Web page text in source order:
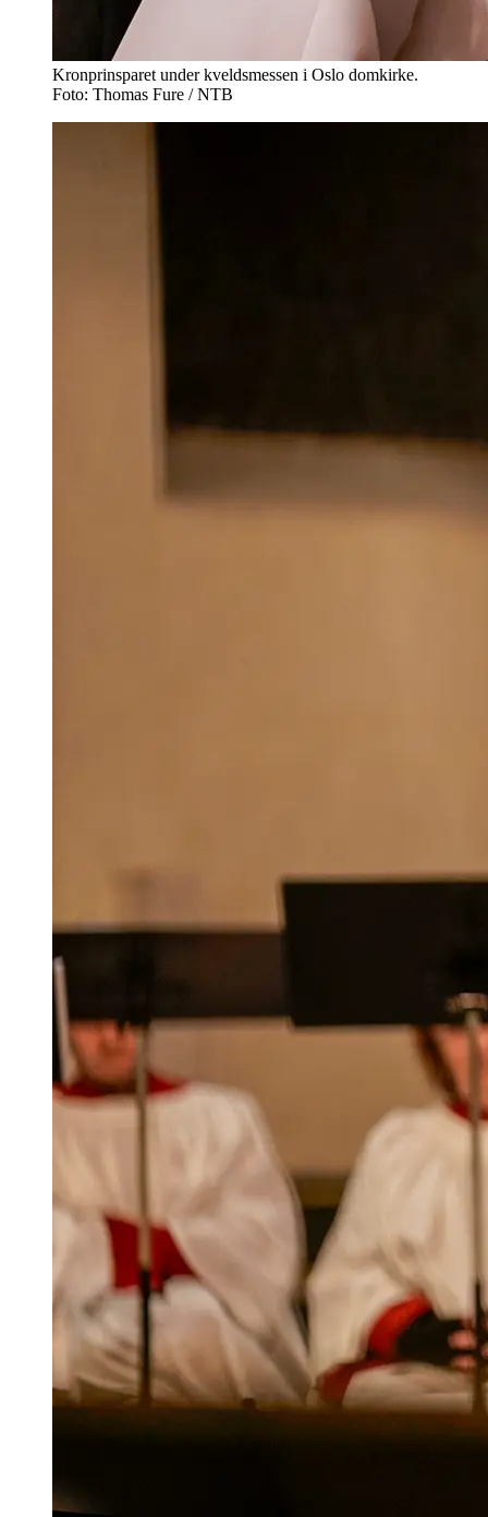
Kronprinsparet under kveldsmessen i Oslo domkirke.
Foto: Thomas Fure / NTB